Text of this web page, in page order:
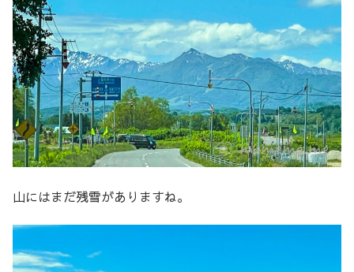
山にはまだ残雪がありますね。